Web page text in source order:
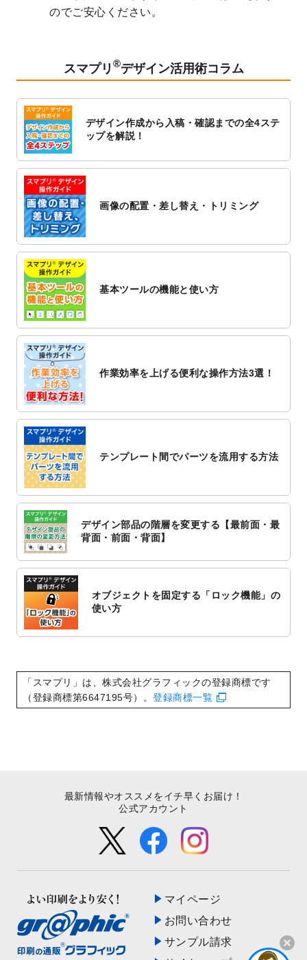
2023/3/2
パワーポイント版テンプレートをダウンロ
追加しました。
2023/1/13
4月始まりのカレンダーデザインテンプレー
2023/1/5
スタンプカードのデザインテンプレート
追加しました。
2022/12/26
止のお知らせ
2022/12/16
トを公開いたしました。
2022/12/1
2022/11/25
【新商品】封筒が作成できるようになりま
2022/11/25
【新商品】クリアファイルが作成できるよ
2022/11/4
しました。
2022/10/26
レートを追加しました。
2022/10/26
追加しました。
2022/10/20
2022/10/14
年賀ポスターのデザインテンプレートを公
2022/10/6
チラシ作成からポスティング配布注文まで
2022/10/1
2023年版1月始まりのカレンダーデザイン
2022/9/21
コンサートのチラシデザインテンプレート
2022/9/5
年賀状のデザインテンプレート
2022/9/5
喪中はがきのデザインテンプレートを公開
2022/8/24
印刷用データの解像度
を引き上げまし
た！
のでご安心ください。
スマプリ ®デザイン活用術コラム
デザイン作成から入稿・確認までの全4ステ
ップを解説！
画像の配置・差し替え・トリミング
基本ツールの機能と使い方
作業効率を上げる便利な操作方法3選！
テンプレート間でパーツを流用する方法
デザイン部品の階層を変更する【最前面・最
背面・前面・背面】
オブジェクトを固定する「ロック機能」の
使い方
「スマプリ」は、株式会社グラフィックの登録商標です
（登録商標第6647195号）。 登録商標一覧
マイページ
お問い合わせ
サンプル請求
最新情報やオススメをイチ早くお届け！
公式アカウント